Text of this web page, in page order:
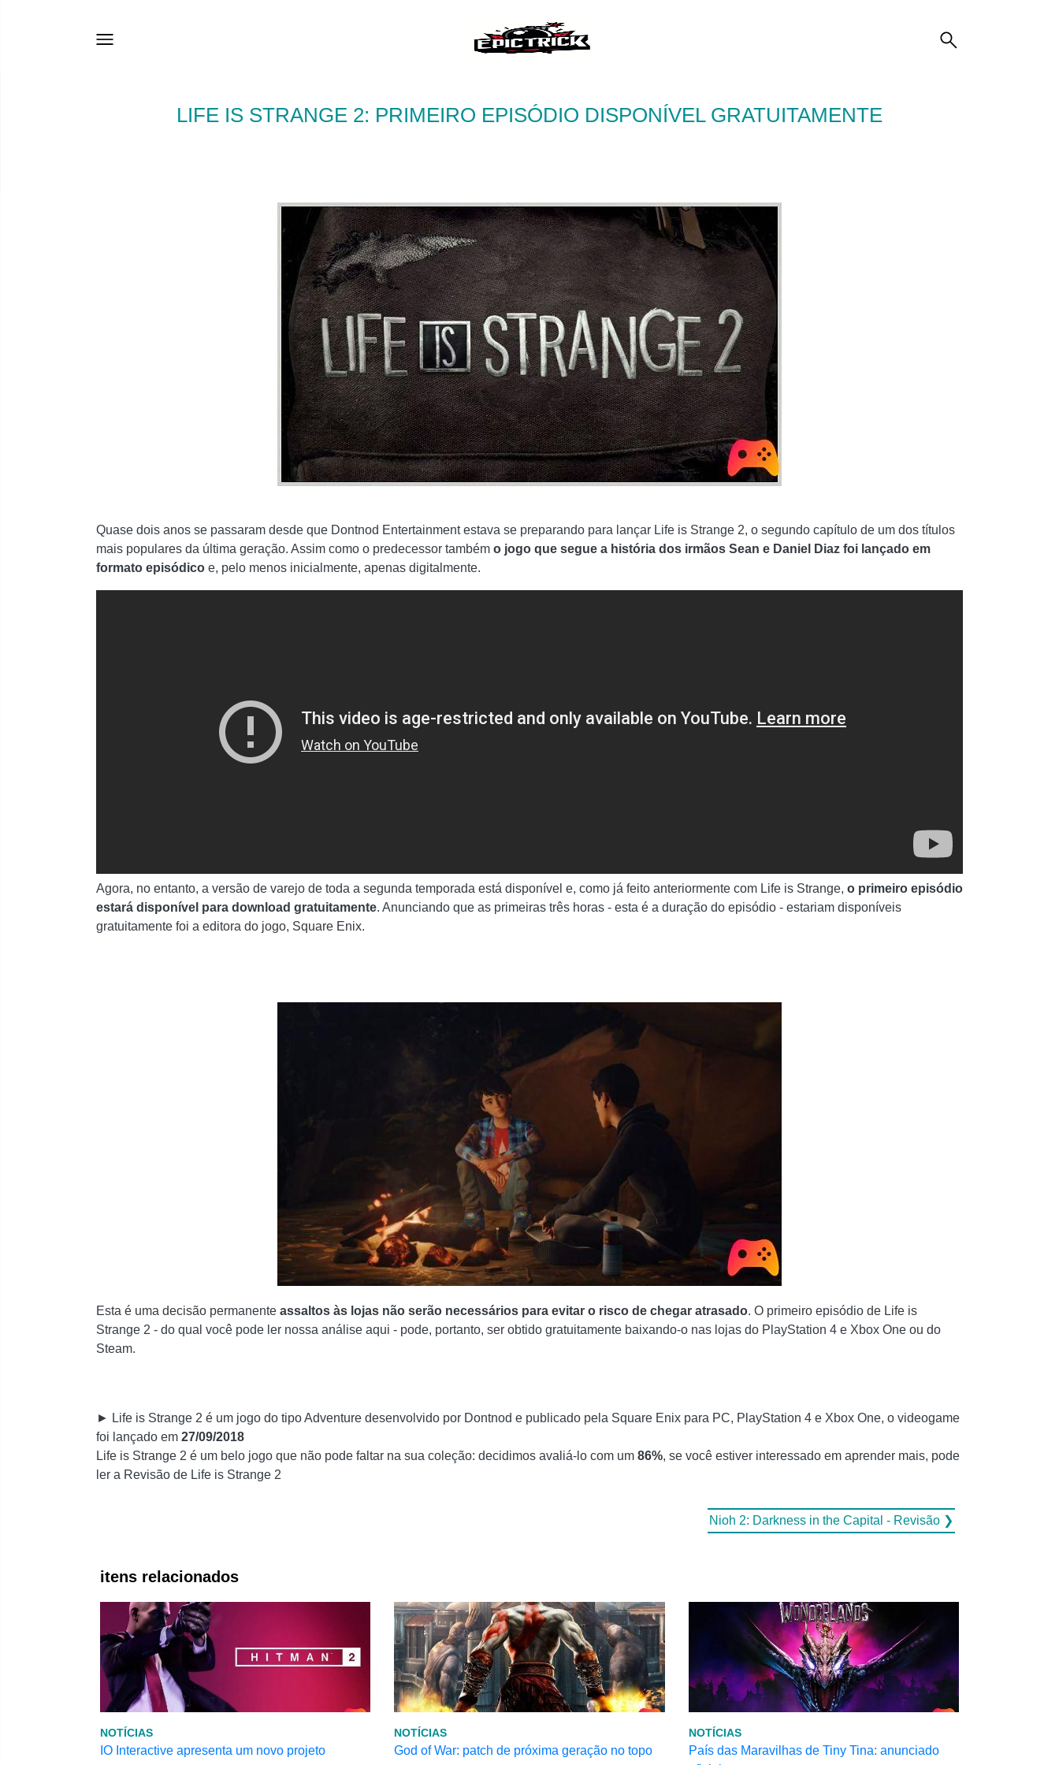
LIFE IS STRANGE 2: PRIMEIRO EPISÓDIO DISPONÍVEL GRATUITAMENTE
Quase dois anos se passaram desde que Dontnod Entertainment estava se preparando para lançar Life is Strange 2, o segundo capítulo de um dos títulos
mais populares da última geração. Assim como o predecessor também o jogo que segue a história dos irmãos Sean e Daniel Diaz foi lançado em
formato episódico e, pelo menos inicialmente, apenas digitalmente.
Agora, no entanto, a versão de varejo de toda a segunda temporada está disponível e, como já feito anteriormente com Life is Strange, o primeiro episódio
estará disponível para download gratuitamente. Anunciando que as primeiras três horas - esta é a duração do episódio - estariam disponíveis
gratuitamente foi a editora do jogo, Square Enix.
Esta é uma decisão permanente assaltos às lojas não serão necessários para evitar o risco de chegar atrasado. O primeiro episódio de Life is
Strange 2 - do qual você pode ler nossa análise aqui - pode, portanto, ser obtido gratuitamente baixando-o nas lojas do PlayStation 4 e Xbox One ou do
Steam.
► Life is Strange 2 é um jogo do tipo Adventure desenvolvido por Dontnod e publicado pela Square Enix para PC, PlayStation 4 e Xbox One, o videogame
foi lançado em 27/09/2018
Life is Strange 2 é um belo jogo que não pode faltar na sua coleção: decidimos avaliá-lo com um 86%, se você estiver interessado em aprender mais, pode
ler a Revisão de Life is Strange 2
Nioh 2: Darkness in the Capital - Revisão ❯
itens relacionados
NOTÍCIAS
IO Interactive apresenta um novo projeto
NOTÍCIAS
God of War: patch de próxima geração no topo
NOTÍCIAS
País das Maravilhas de Tiny Tina: anunciado